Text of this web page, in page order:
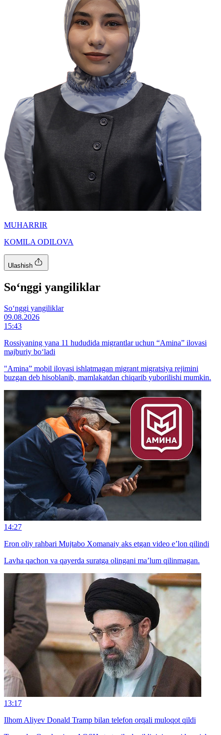
MUHARRIR
KOMILA ODILOVA
Ulashish
So‘nggi yangiliklar
So‘nggi yangiliklar
09.08.2026
15:43
Rossiyaning yana 11 hududida migrantlar uchun “Amina” ilovasi
majburiy bo‘ladi
"Amina” mobil ilovasi ishlatmagan migrant migratsiya rejimini
buzgan deb hisoblanib, mamlakatdan chiqarib yuborilishi mumkin.
14:27
Eron oliy rahbari Mujtabo Xomanaiy aks etgan video e’lon qilindi
Lavha qachon va qayerda suratga olingani ma’lum qilinmagan.
13:17
Ilhom Aliyev Donald Tramp bilan telefon orqali muloqot qildi